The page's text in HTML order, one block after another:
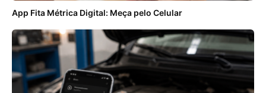
App Fita Métrica Digital: Meça pelo Celular